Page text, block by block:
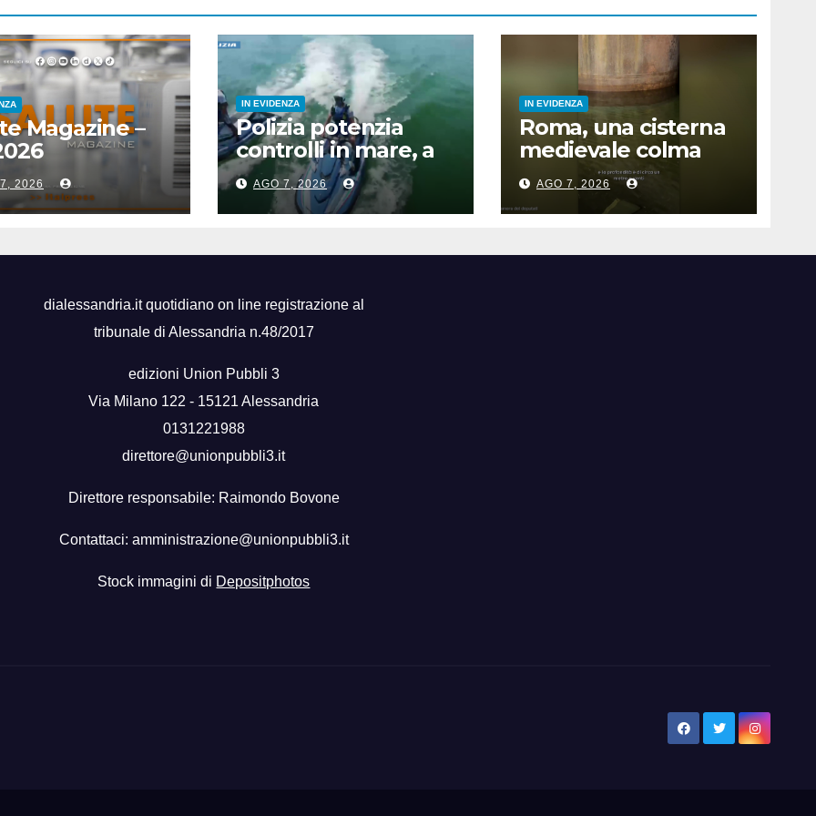
Magazine –
2026
IN EVIDENZA
Polizia potenzia
controlli in mare, a
Catania due nuovi
acquascooter
AGO 7, 2026
IN EVIDENZA
Roma, una cisterna
medievale colma
d’acqua sotto
palazzo San Macuto
AGO 7, 2026
dialessandria.it quotidiano on line registrazione al
tribunale di Alessandria n.48/2017
edizioni Union Pubbli 3
Via Milano 122 - 15121 Alessandria
0131221988
direttore@unionpubbli3.it
Direttore responsabile: Raimondo Bovone
Contattaci: amministrazione@unionpubbli3.it
Stock immagini di Depositphotos